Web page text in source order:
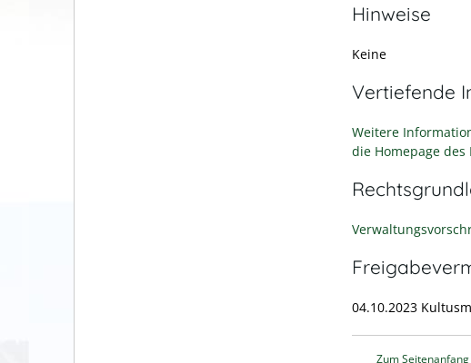
Hinweise
Keine
Vertiefende
Weitere
die Homepage
04.10.2023
Zum Seitenanfang